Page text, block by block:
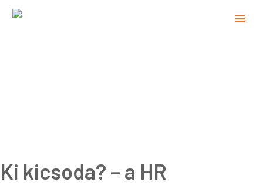
Ki kicsoda? – a HR